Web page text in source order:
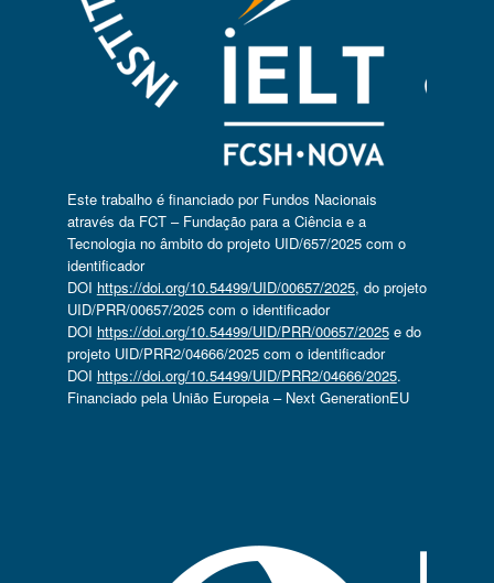
Este trabalho é financiado por Fundos Nacionais
através da FCT – Fundação para a Ciência e a
Tecnologia no âmbito do projeto UID/657/2025 com o
identificador
DOI https://doi.org/10.54499/UID/00657/2025, do projeto
UID/PRR/00657/2025 com o identificador
DOI https://doi.org/10.54499/UID/PRR/00657/2025e do
projeto UID/PRR2/04666/2025 com o identificador
DOI https://doi.org/10.54499/UID/PRR2/04666/2025.
Financiado pela União Europeia – Next GenerationEU